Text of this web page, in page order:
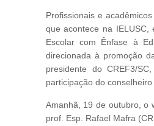
Profissionais e
que acontece na IELUSC,
Escolar com Ênfase à
direcionada à promoção
presidente do CREF3/
participação do
Amanhã, 19 de outubro, o
prof. Esp. Rafael Mafra